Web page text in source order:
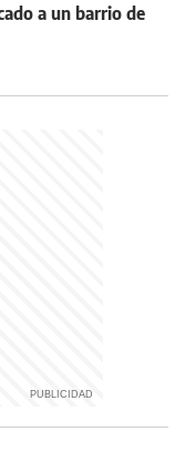
a un barrio de